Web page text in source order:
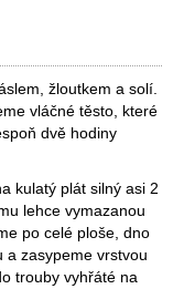
žloutkem a solí.
vláčné těsto, které
dvě hodiny
kulatý plát silný asi 2
lehce vymazanou
po celé ploše, dno
a zasypeme vrstvou
trouby vyhřáté na